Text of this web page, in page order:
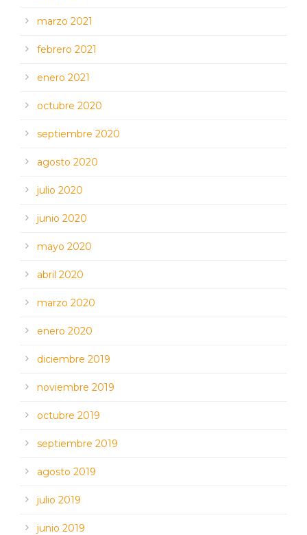
marzo 2021
febrero 2021
enero 2021
octubre 2020
septiembre 2020
agosto 2020
julio 2020
junio 2020
mayo 2020
abril 2020
marzo 2020
enero 2020
diciembre 2019
noviembre 2019
octubre 2019
septiembre 2019
agosto 2019
julio 2019
junio 2019